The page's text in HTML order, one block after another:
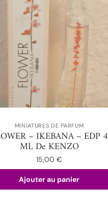
MINIATURES DE PARFUM
– IKEBANA – EDP 4
ML De KENZO
15,00€
Ajouter au panier